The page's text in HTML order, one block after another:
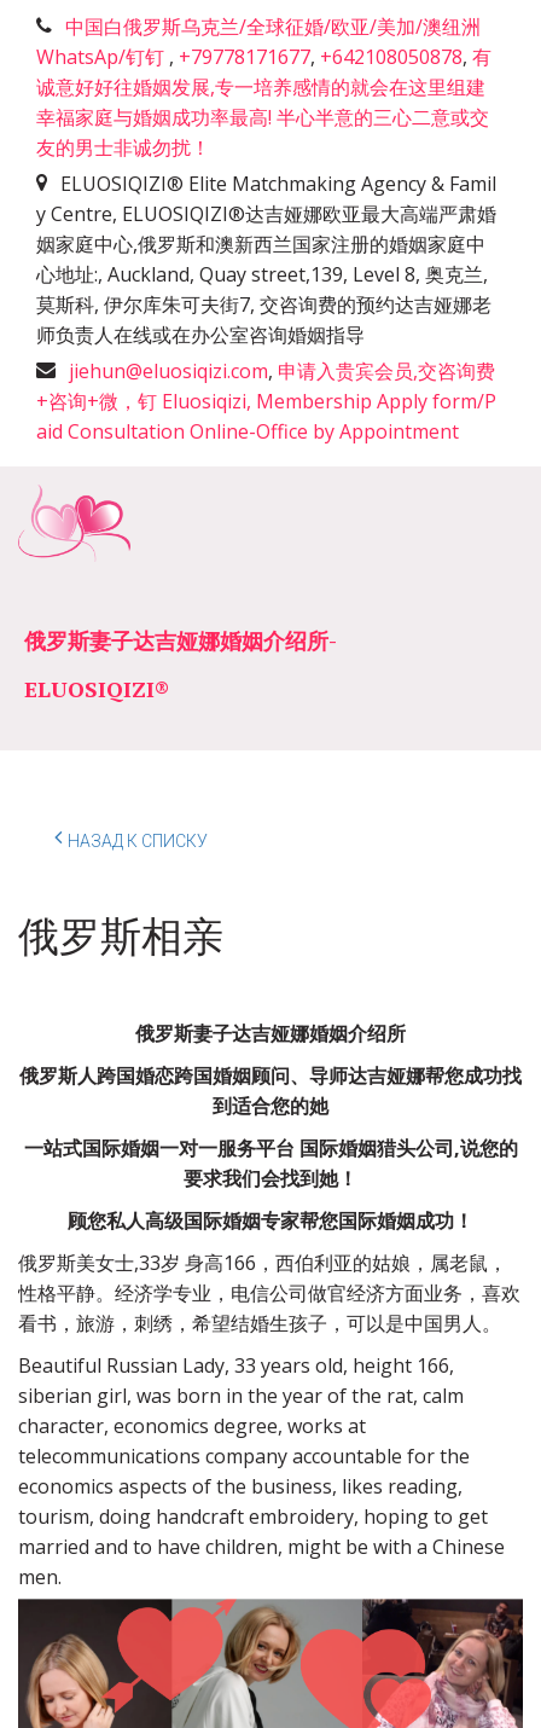
中国白俄罗斯乌克兰/全球征婚/欧亚/美加/澳纽洲
WhatsAp/钉钉 , +79778171677, +642108050878, 有
诚意好好往婚姻发展,专一培养感情的就会在这里组建
幸福家庭与婚姻成功率最高! 半心半意的三心二意或交
友的男士非诚勿扰！
ELUOSIQIZI® Elite Matchmaking Agency & Famil
y Centre, ELUOSIQIZI®达吉娅娜欧亚最大高端严肃婚
姻家庭中心,俄罗斯和澳新西兰国家注册的婚姻家庭中
心地址:, Auckland, Quay street,139, Level 8, 奥克兰,
莫斯科, 伊尔库朱可夫街7, 交咨询费的预约达吉娅娜老
师负责人在线或在办公室咨询婚姻指导
jiehun@eluosiqizi.com, 申请入贵宾会员,交咨询费
+咨询+微，钉 Eluosiqizi, Membership Apply form/P
aid Consultation Online-Office by Appointment
俄罗斯妻子达吉娅娜婚姻介绍所­­
ELUOSIQIZI®
НАЗАД К СПИСКУ
俄罗斯相亲
俄罗斯妻子达吉娅娜婚姻介绍所
俄罗斯人跨国婚恋跨国婚姻顾问、导师达吉娅娜帮您成功找
到适合您的她
一站式国际婚姻一对一服务平台 国际婚姻猎头公司,说您的
要求我们会找到她！
顾您私人高级国际婚姻专家帮您国际婚姻成功！
俄罗斯美女士,33岁 身高166，西伯利亚的姑娘，属老鼠，
性格平静。经济学专业，电信公司做官经济方面业务，喜欢
看书，旅游，刺绣，希望结婚生孩子，可以是中国男人。
Beautiful Russian Lady, 33 years old, height 166,
siberian girl, was born in the year of the rat, calm
character, economics degree, works at
telecommunications company accountable for the
economics aspects of the business, likes reading,
tourism, doing handcraft embroidery, hoping to get
married and to have children, might be with a Chinese
men.